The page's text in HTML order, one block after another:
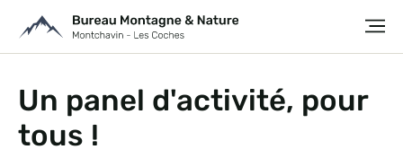
Un panel d'activité, pour
tous !